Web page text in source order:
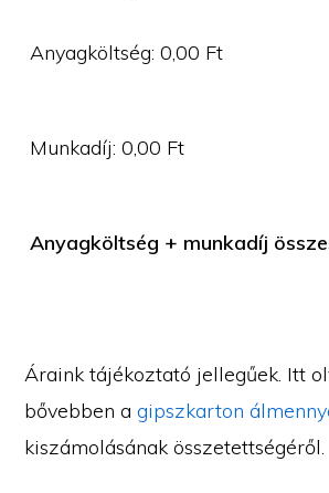
Anyagköltség:0,00 Ft
Munkadíj:0,00 Ft
Anyagköltség + munkadíj
Áraink tájékoztató jellegűek. Itt
bővebben agipszkarton
kiszámolásának összetettségéről.